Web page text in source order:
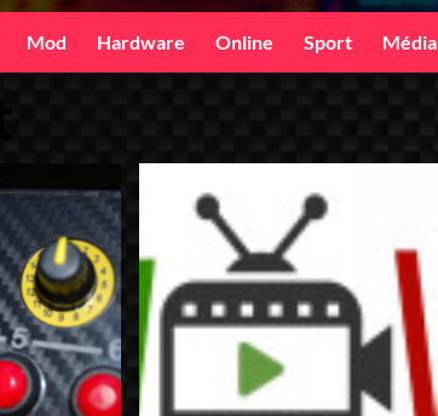
Mod Hardware Online Sport Média